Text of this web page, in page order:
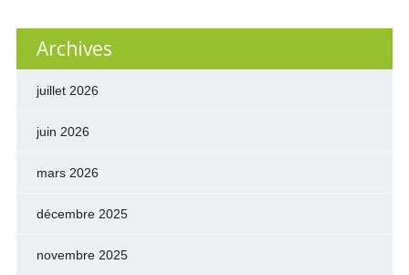
Archives
juillet 2026
juin 2026
mars 2026
décembre 2025
novembre 2025